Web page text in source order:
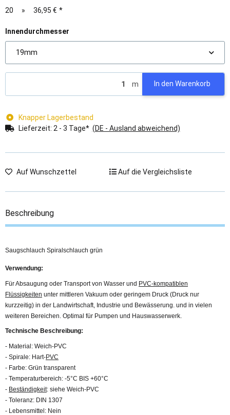
20
» 36,95 € *
Innendurchmesser
19mm
m In den Warenkorb
Knapper Lagerbestand
Lieferzeit: 2 - 3 Tage* (DE - Ausland abweichend)
Auf Wunschzettel Auf die Vergleichsliste
Beschreibung
Saugschlauch Spiralschlauch grün
Verwendung:
Für Absaugung oder Transport von Wasser und PVC-kompatiblen
Flüssigkeiten unter mittleren Vakuum oder geringem Druck (Druck nur
kurzzeitig) in der Landwirtschaft, Industrie und Bewässerung. und in vielen
weiteren Bereichen. Optimal für Pumpen und Hauswasserwerk.
Technische Beschreibung:
- Material: Weich-PVC
- Spirale: Hart-PVC
- Farbe: Grün transparent
- Temperaturbereich: -5°C BIS +60°C
- Beständigkeit: siehe Weich-PVC
- Toleranz: DIN 1307
- Lebensmittel: Nein